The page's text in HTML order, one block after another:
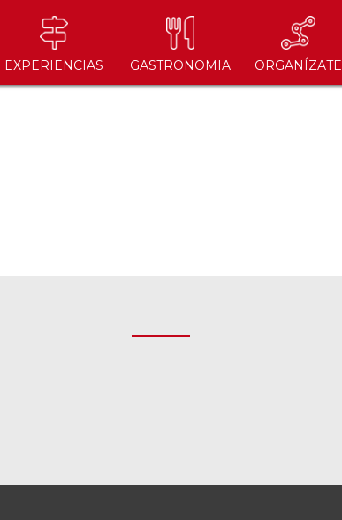
EXPERIENCIAS GASTRONOMIA ORGANÍZATE